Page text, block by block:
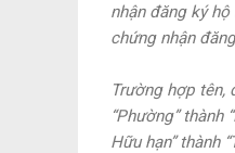
nhận đăng ký
chứng nhận
Trường hợp
“Phường” thành
Hữu hạn” thành